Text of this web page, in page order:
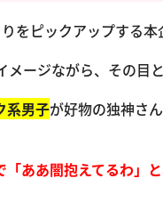
をピックアップする
ージながら、その目
系男子が好物の独神さ
「ああ闇抱えてるわ」